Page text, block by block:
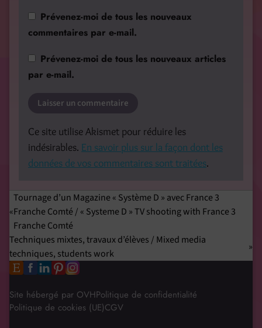
Prévenez-moi de tous les nouveaux
commentaires par e-mail.
Prévenez-moi de tous les nouveaux articles
par e-mail.
Ce site utilise Akismet pour réduire les
indésirables. En savoir plus sur la façon dont les
données de vos commentaires sont traitées.
Tournage d’un Magazine « Système D » avec France 3
Franche Comté / « Systeme D » TV shooting with France 3
Franche Comté
Techniques mixtes, travaux d’élèves / Mixed media
techniques, students work
Site hébergé par OVHPolitique de confidentialité
Politique de cookies (UE)CGV